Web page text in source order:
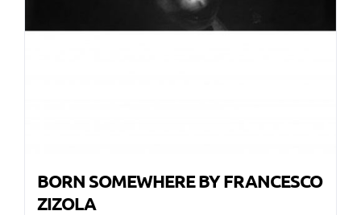
BORN SOMEWHERE BY FRANCESCO
ZIZOLA